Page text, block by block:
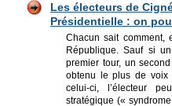
Les électeurs de
Présidentielle : on
Chacun sait
République. Sauf si
premier tour, un
obtenu le plus de voix
celui-ci, l’électeur
stratégique («